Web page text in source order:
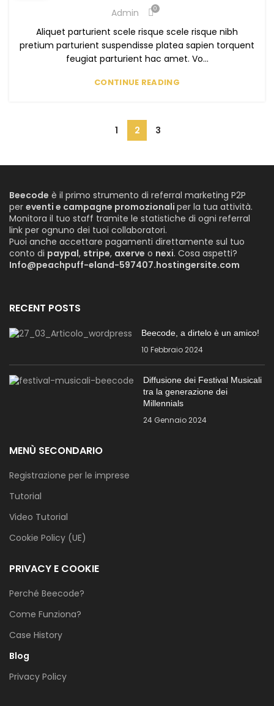
Admin 0
Aliquet parturient scele risque scele risque nibh
pretium parturient suspendisse platea sapien torquent
feugiat parturient hac amet. Vo...
CONTINUE READING
1 2 3
Beecode è il primo strumento di referral marketing P2P
per eventi e campagne promozionali per la tua attività.
Monitora il tuo staff tramite le statistiche di ogni referral
link per ognuno dei tuoi collaboratori.
Puoi anche accettare pagamenti direttamente sul tuo
conto di paypal, stripe, axerve o nexi. Cosa aspetti?
Info@peachpuff-eland-597407.hostingersite.com
RECENT POSTS
Beecode, a dirtelo è un amico!
10 Febbraio 2024
Diffusione dei Festival Musicali
tra la generazione dei
Millennials
24 Gennaio 2024
MENÙ SECONDARIO
Registrazione per le imprese
Tutorial
Video Tutorial
Cookie Policy (UE)
PRIVACY E COOKIE
Perché Beecode?
Come Funziona?
Case History
Blog
Privacy Policy